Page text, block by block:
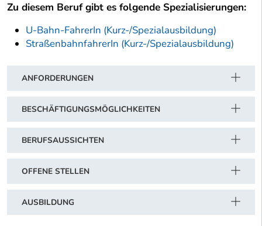
Zu diesem Beruf gibt es folgende Spezialisierungen:
U-Bahn-FahrerIn (Kurz-/Spezialausbildung)
StraßenbahnfahrerIn (Kurz-/Spezialausbildung)
ANFORDERUNGEN
BESCHÄFTIGUNGSMÖGLICHKEITEN
BERUFSAUSSICHTEN
OFFENE STELLEN
AUSBILDUNG